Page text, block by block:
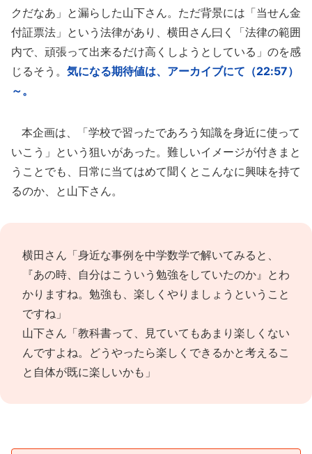
クだなあ」と漏らした山下さん。ただ背景には「当せん金
付証票法」という法律があり、横田さん曰く「法律の範囲
内で、頑張って出来るだけ高くしようとしている」のを感
じるそう。 気になる期待値は、アーカイブにて（22:57）
～。
本企画は、「学校で習ったであろう知識を身近に使って
いこう」という狙いがあった。難しいイメージが付きまと
うことでも、日常に当てはめて聞くとこんなに興味を持て
るのか、と山下さん。
横田さん「身近な事例を中学数学で解いてみると、
『あの時、自分はこういう勉強をしていたのか』とわ
かりますね。勉強も、楽しくやりましょうということ
ですね」
山下さん「教科書って、見ていてもあまり楽しくない
んですよね。どうやったら楽しくできるかと考えるこ
と自体が既に楽しいかも」